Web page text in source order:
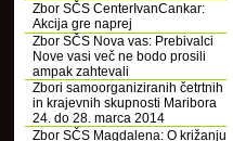
Zbor SČS CenterIvanCankar:
Akcija gre naprej
Zbor SČS Nova vas: Prebivalci
Nove vasi več ne bodo prosili
ampak zahtevali
Zbori samoorganiziranih četrtnih
in krajevnih skupnosti Maribora
24. do 28. marca 2014
Zbor SČS Magdalena: O križanju